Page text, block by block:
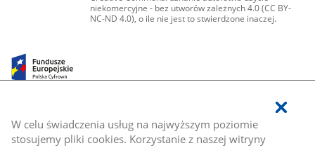
W celu świadczenia usług na najwyższym poziomie
stosujemy pliki cookies. Korzystanie z naszej witryny
niekomercyjne - bez utworów zależnych 4.0 (CC BY-
NC-ND 4.0), o ile nie jest to stwierdzone inaczej.